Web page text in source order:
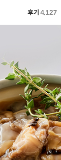
후기 4,127
루 주문/배송